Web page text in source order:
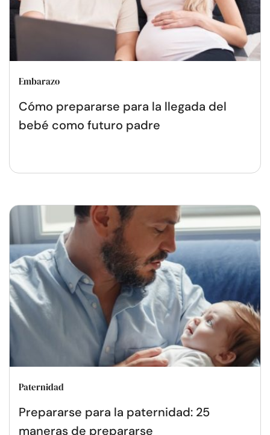
Embarazo
Cómo prepararse para la llegada del
bebé como futuro padre
Paternidad
Prepararse para la paternidad: 25
maneras de prepararse